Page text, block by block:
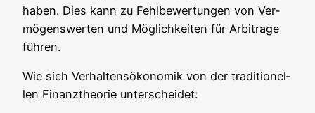
haben. Dies kann zu Fehl­be­wer­tun­gen von Ver­
mö­gens­wer­ten und Mög­lich­kei­ten für Arbi­tra­ge
führen.
Wie sich Ver­hal­tens­öko­no­mik von der tra­di­tio­nel­
len Finanz­theo­rie unterscheidet: